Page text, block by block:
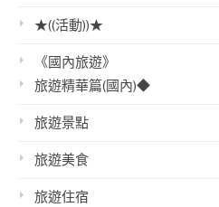
★((活動))★
《國內旅遊》
旅遊精華篇(國內)◆
旅遊景點
旅遊美食
旅遊住宿